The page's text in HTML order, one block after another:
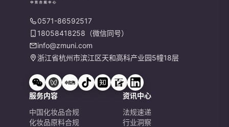
0571-86592517
18058418258（微信同号）
info@zmuni.com
浙江省杭州市滨江区天和高科产业园5幢18层
服务内容
中国化妆品合规
化妆品原料合规
资讯中心
法规速递
行业洞察